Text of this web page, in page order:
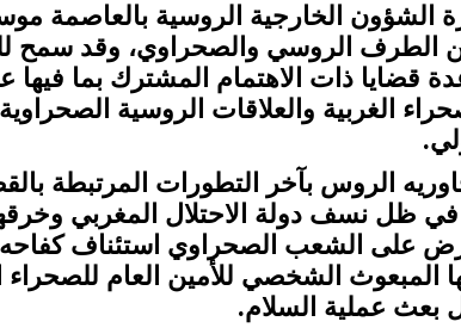
الشؤون الخارجية الروسية بالعاصمة
الطرف الروسي والصحراوي، وقد سمح
قضايا ذات الاهتمام المشترك بما فيها
الغربية والعلاقات الروسية
الروس بآخر التطورات المرتبطة
في ظل نسف دولة الاحتلال المغربي
2020، الذي فرض على الشعب الصحراوي استئناف
المبعوث الشخصي للأمين العام للصحراء
بعث عملية السلام.